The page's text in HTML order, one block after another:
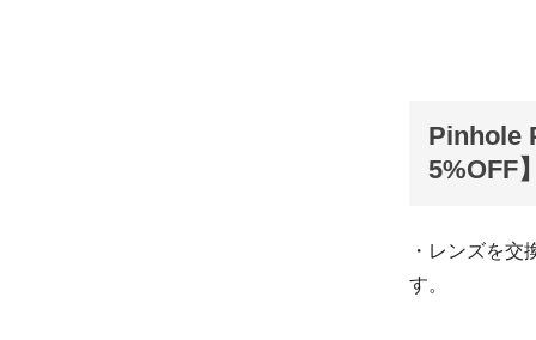
Pinhole
5%OFF
・レンズを
す。